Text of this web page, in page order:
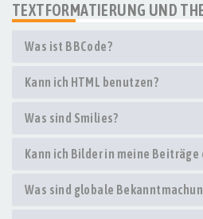
TEXTFORMATIERUNG UND
Was ist BBCode?
Kann ich HTML benutzen?
Was sind Smilies?
Kann ich Bilder in meine
Was sind globale